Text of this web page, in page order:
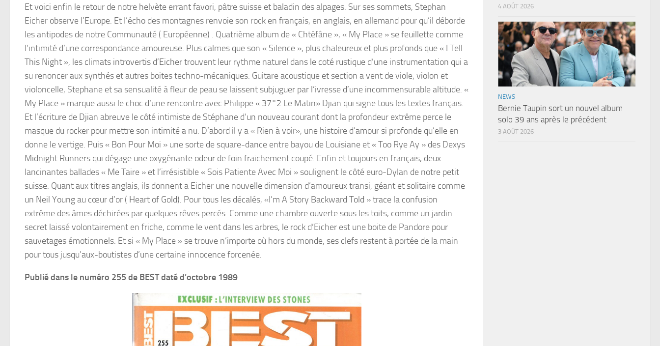
Et voici enfin le retour de notre helvète errant favori, pâtre suisse et baladin des alpages. Sur ses sommets, Stephan
Eicher observe l’Europe. Et I’écho des montagnes renvoie son rock en français, en anglais, en allemand pour qu’il déborde
les antipodes de notre Communauté ( Européenne) . Quatrième album de « Chtéfâne », « My Place » se feuillette comme
l’intimité d’une correspondance amoureuse. Plus calmes que son « Silence », plus chaleureux et plus profonds que « I Tell
This Night », les climats introvertis d’Eicher trouvent leur rythme naturel dans le coté rustique d’une instrumentation qui a
su renoncer aux synthés et autres boites techno-mécaniques. Guitare acoustique et section a vent de viole, violon et
violoncelle, Stephane et sa sensualité à fleur de peau se laissent subjuguer par l’ivresse d’une incommensurable altitude. «
My Place » marque aussi le choc d‘une rencontre avec Philippe « 37°2 Le Matin» Djian qui signe tous les textes français.
Et l’écriture de Djian abreuve le côté intimiste de Stéphane d’un nouveau courant dont la profondeur extrême perce le
masque du rocker pour mettre son intimité a nu. D’abord il y a « Rien à voir», une histoire d’amour si profonde qu’elle en
donne le vertige. Puis « Bon Pour Moi » une sorte de square-dance entre bayou de Louisiane et « Too Rye Ay » des Dexys
Midnight Runners qui dégage une oxygénante odeur de foin fraichement coupé. Enfin et toujours en français, deux
lancinantes ballades « Me Taire » et l’irrésistible « Sois Patiente Avec Moi » soulignent le côté euro-Dylan de notre petit
suisse. Quant aux titres anglais, ils donnent a Eicher une nouvelle dimension d’amoureux transi, géant et solitaire comme
un Neil Young au cœur d’or ( Heart of Gold). Pour tous les décalés, «I’m A Story Backward Told » trace la confusion
extrême des âmes déchirées par quelques rêves percés. Comme une chambre ouverte sous les toits, comme un jardin
secret laissé volontairement en friche, comme le vent dans les arbres, le rock d’Eicher est une boite de Pandore pour
sauvetages émotionnels. Et si « My Place » se trouve n’importe où hors du monde, ses clefs restent à portée de la main
pour tous jusqu’aux-boutistes d’une certaine innocence forcenée.
Publié dans le numéro 255 de BEST daté d’octobre 1989
4 AOÛT 2026
NEWS
Bernie Taupin sort un nouvel album
solo 39 ans après le précédent
3 AOÛT 2026